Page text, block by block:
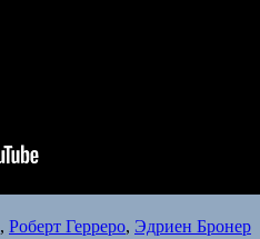
, Роберт Герреро, Эдриен Бронер